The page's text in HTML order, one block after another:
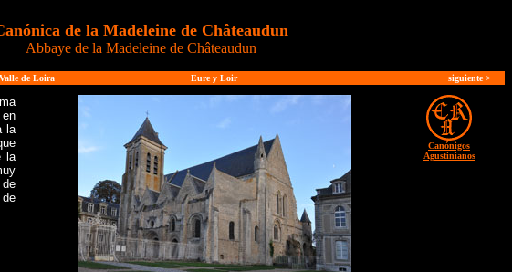
de la Madeleine de Châteaudun
Abbaye de la Madeleine de Châteaudun
de Loira Eure y Loir siguiente>
la
la
Canónigos
Agustinianos